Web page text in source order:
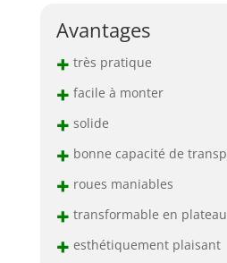
ce
ou
Avantages
+ très pratique
+ facile à monter
+ solide
+ bonne capacité de
+ roues maniables
+ transformable en plateau
+ esthétiquement plaisant